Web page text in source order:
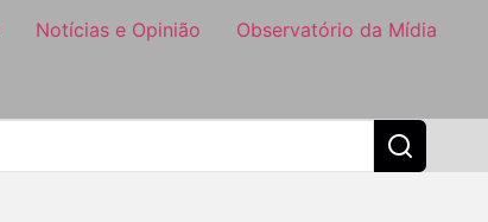
Notícias e Opinião Observatório da Mídia